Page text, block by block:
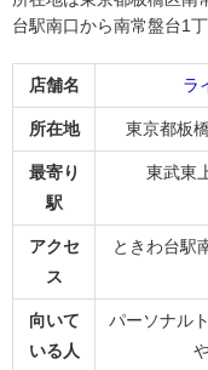
台駅南口から南常盤台1
店舗名 ラ
所在地 東京都板
最寄り
駅
東武東
アクセ
ス
ときわ台駅
向いて
いる人
パーソナル